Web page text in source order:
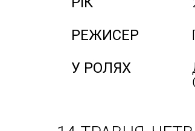
РЕЖИСЕР
У РОЛЯХ